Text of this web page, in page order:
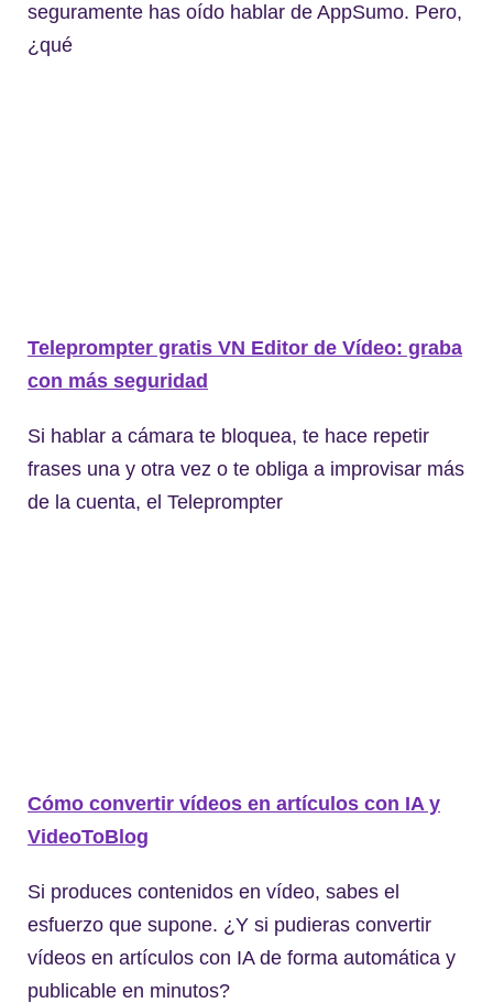
seguramente has oído hablar de AppSumo. Pero,
¿qué
Teleprompter gratis VN Editor de Vídeo: graba
con más seguridad
Si hablar a cámara te bloquea, te hace repetir
frases una y otra vez o te obliga a improvisar más
de la cuenta, el Teleprompter
Cómo convertir vídeos en artículos con IA y
VideoToBlog
Si produces contenidos en vídeo, sabes el
esfuerzo que supone. ¿Y si pudieras convertir
vídeos en artículos con IA de forma automática y
publicable en minutos?